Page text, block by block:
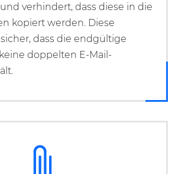
verhindert, dass diese in die
kopiert werden. Diese
dass die endgültige
doppelten E-Mail-